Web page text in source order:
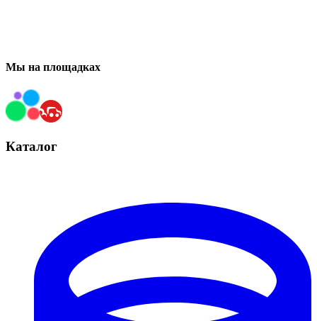
Мы на площадках
Каталог